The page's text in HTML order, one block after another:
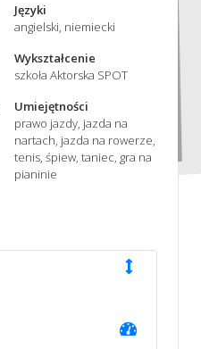
Języki
angielski, niemiecki
Wykształcenie
szkoła Aktorska SPOT
Umiejętności
prawo jazdy, jazda na
nartach, jazda na rowerze,
tenis, śpiew, taniec, gra na
pianinie